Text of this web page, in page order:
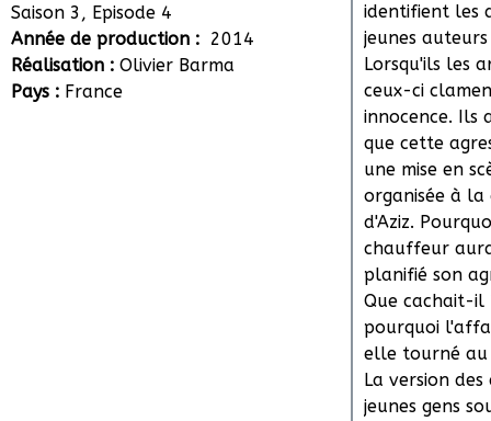
Saison 3, Episode 4
Année de production : 2014
Réalisation : Olivier Barma
Pays : France
identifient les
jeunes
Lorsqu'ils les
ceux-ci
innocence. Ils
que cette
une mise en
organisée à la
d'Aziz.
chauffeur
planifié son
Que cachait-il
pourquoi
elle tourné au
La version des
jeunes gens